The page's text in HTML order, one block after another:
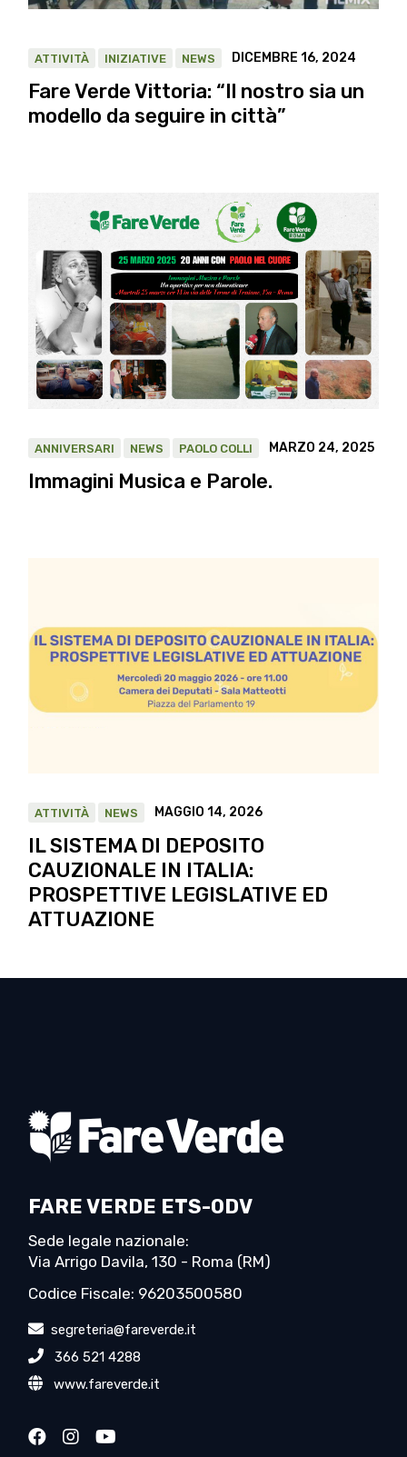
ATTIVITÀ INIZIATIVE NEWS DICEMBRE 16, 2024
Fare Verde Vittoria: “Il nostro sia un
modello da seguire in città”
ANNIVERSARI NEWS PAOLO COLLI MARZO 24, 2025
Immagini Musica e Parole.
ATTIVITÀ NEWS MAGGIO 14, 2026
IL SISTEMA DI DEPOSITO
CAUZIONALE IN ITALIA:
PROSPETTIVE LEGISLATIVE ED
ATTUAZIONE
FARE VERDE ETS-ODV
Sede legale nazionale:
Via Arrigo Davila, 130 - Roma (RM)
Codice Fiscale: 96203500580
segreteria@fareverde.it
366 521 4288
www.fareverde.it